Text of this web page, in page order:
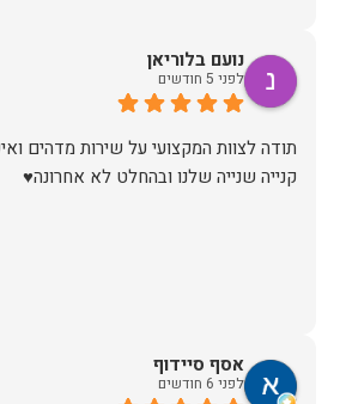
נועם בלוריאן
לפני 5 חודשים
קנייה שנייה שלנו ובהחלט לא אחרונה♥️
אסף סיידוף
לפני 6 חודשים